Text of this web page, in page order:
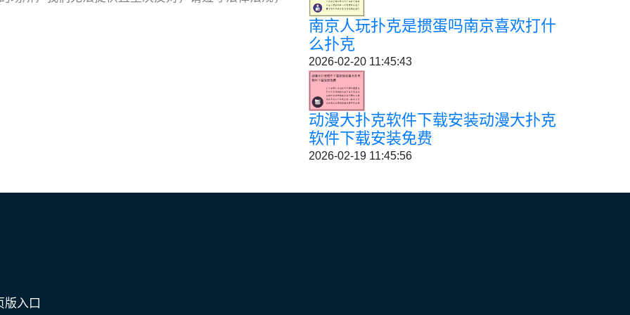
南京人玩扑克是掼蛋吗南京喜欢打什
么扑克
2026-02-20 11:45:43
动漫大扑克软件下载安装动漫大扑克
软件下载安装免费
2026-02-19 11:45:56
版入口